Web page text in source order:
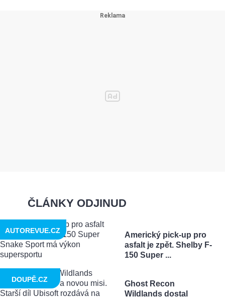
ČLÁNKY ODJINUD
Americký pick-up pro
asfalt je zpět. Shelby F-
150 Super ...
AUTOREVUE.CZ
Ghost Recon
Wildlands dostal
DOUPĚ.CZ